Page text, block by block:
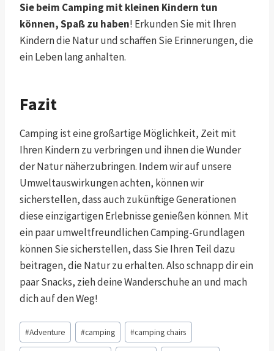
Sie beim Camping mit kleinen Kindern tun
können, Spaß zu haben! Erkunden Sie mit Ihren
Kindern die Natur und schaffen Sie Erinnerungen, die
ein Leben lang anhalten.
Fazit
Camping ist eine großartige Möglichkeit, Zeit mit
Ihren Kindern zu verbringen und ihnen die Wunder
der Natur näherzubringen. Indem wir auf unsere
Umweltauswirkungen achten, können wir
sicherstellen, dass auch zukünftige Generationen
diese einzigartigen Erlebnisse genießen können. Mit
ein paar umweltfreundlichen Camping-Grundlagen
können Sie sicherstellen, dass Sie Ihren Teil dazu
beitragen, die Natur zu erhalten. Also schnapp dir ein
paar Snacks, zieh deine Wanderschuhe an und mach
dich auf den Weg!
#Adventure #camping #camping chairs